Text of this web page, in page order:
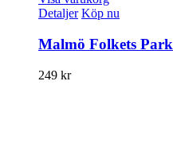
Detaljer Köp nu
Malmö Folkets Park
249 kr